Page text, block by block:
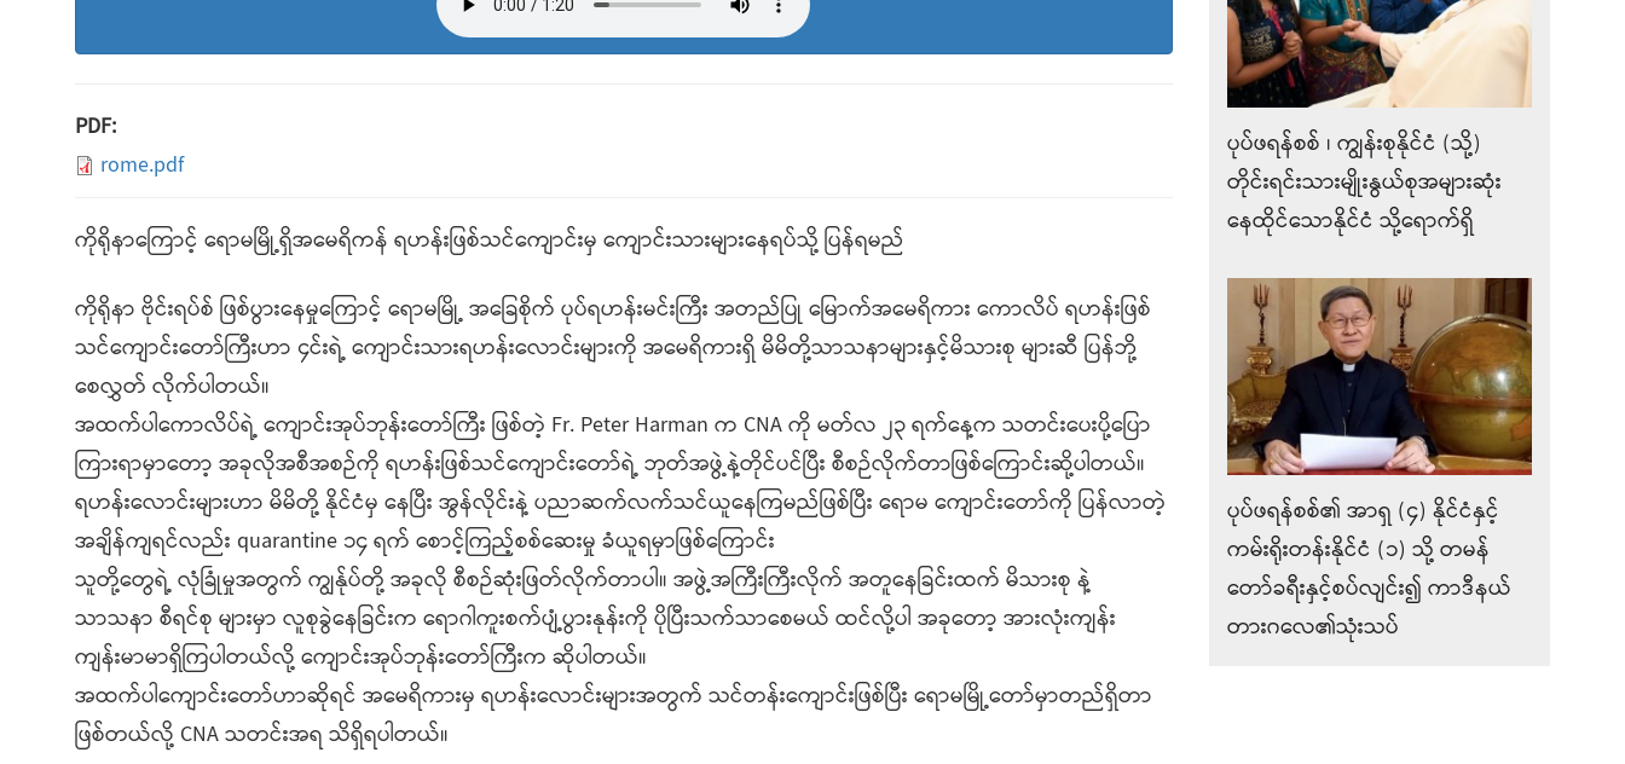
PDF:
rome.pdf
ကိုရိုနာကြောင့် ရောမမြို့ရှိအမေရိကန် ရဟန်းဖြစ်သင်ကျောင်းမှ ကျောင်းသားများနေရပ်သို့ ပြန်ရမည်
ကိုရိုနာ ဗိုင်းရပ်စ် ဖြစ်ပွားနေမှုကြောင့် ရောမမြို့ အခြေစိုက် ပုပ်ရဟန်းမင်းကြီး အတည်ပြု မြောက်အမေရိကား ကောလိပ် ရဟန်းဖြစ်
သင်ကျောင်းတော်ကြီးဟာ ၄င်းရဲ့ ကျောင်းသားရဟန်းလောင်းများကို အမေရိကားရှိ မိမိတို့သာသနာများနှင့်မိသားစု များဆီ ပြန်ဘို့
စေလွှတ် လိုက်ပါတယ်။
အထက်ပါကောလိပ်ရဲ့ ကျောင်းအုပ်ဘုန်းတော်ကြီး ဖြစ်တဲ့ Fr. Peter Harman က CNA ကို မတ်လ ၂၃ ရက်နေ့က သတင်းပေးပို့ပြော
ကြားရာမှာတော့ အခုလိုအစီအစဉ်ကို ရဟန်းဖြစ်သင်ကျောင်းတော်ရဲ့ ဘုတ်အဖွဲ့နဲ့တိုင်ပင်ပြီး စီစဉ်လိုက်တာဖြစ်ကြောင်းဆို့ပါတယ်။
ရဟန်းလောင်းများဟာ မိမိတို့ နိုင်ငံမှ နေပြီး အွန်လိုင်းနဲ့ ပညာဆက်လက်သင်ယူနေကြမည်ဖြစ်ပြီး ရောမ ကျောင်းတော်ကို ပြန်လာတဲ့
အချိန်ကျရင်လည်း quarantine ၁၄ ရက် စောင့်ကြည့်စစ်ဆေးမှု ခံယူရမှာဖြစ်ကြောင်း
သူတို့တွေရဲ့ လုံခြုံမှုအတွက် ကျွန်ုပ်တို့ အခုလို စီစဉ်ဆုံးဖြတ်လိုက်တာပါ။ အဖွဲ့အကြီးကြီးလိုက် အတူနေခြင်းထက် မိသားစု နဲ့
သာသနာ စီရင်စု များမှာ လူစုခွဲနေခြင်းက ရောဂါကူးစက်ပျံ့ပွားနုန်းကို ပိုပြီးသက်သာစေမယ် ထင်လို့ပါ အခုတော့ အားလုံးကျန်း
ကျန်းမာမာရှိကြပါတယ်လို့ ကျောင်းအုပ်ဘုန်းတော်ကြီးက ဆိုပါတယ်။
အထက်ပါကျောင်းတော်ဟာဆိုရင် အမေရိကားမှ ရဟန်းလောင်းများအတွက် သင်တန်းကျောင်းဖြစ်ပြီး ရောမမြို့တော်မှာတည်ရှိတာ
ဖြစ်​တယ်လို့ CNA သတင်းအရ သိရှိရပါတယ်။
ပုပ်ဖရန်စစ် ၊ ကျွန်းစုနိုင်ငံ (သို့)
တိုင်းရင်းသားမျိုးနွယ်စုအများဆုံး
နေထိုင်သောနိုင်ငံ သို့ရောက်ရှိ
ပုပ်ဖရန်စစ်၏ အာရှ (၄) နိုင်ငံနှင့်
ကမ်းရိုးတန်းနိုင်ငံ (၁) သို့ တမန်
တော်ခရီးနှင့်စပ်လျင်း၍ ကာဒီနယ်
တားဂလေ၏သုံးသပ်